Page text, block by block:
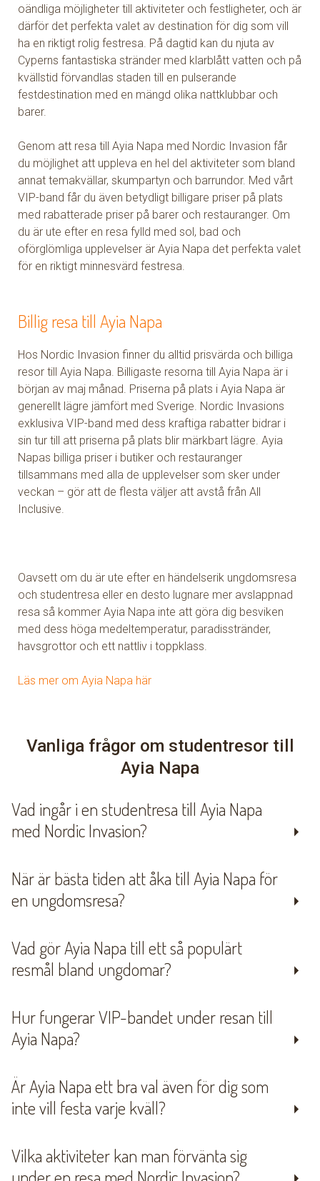
oändliga möjligheter till aktiviteter och festligheter, och är
därför det perfekta valet av destination för dig som vill
ha en riktigt rolig festresa. På dagtid kan du njuta av
Cyperns fantastiska stränder med klarblått vatten och på
kvällstid förvandlas staden till en pulserande
festdestination med en mängd olika nattklubbar och
barer.
Genom att resa till Ayia Napa med Nordic Invasion får
du möjlighet att uppleva en hel del aktiviteter som bland
annat temakvällar, skumpartyn och barrundor. Med vårt
VIP-band får du även betydligt billigare priser på plats
med rabatterade priser på barer och restauranger. Om
du är ute efter en resa fylld med sol, bad och
oförglömliga upplevelser är Ayia Napa det perfekta valet
för en riktigt minnesvärd festresa.
Billig resa till Ayia Napa
Hos Nordic Invasion finner du alltid prisvärda och billiga
resor till Ayia Napa. Billigaste resorna till Ayia Napa är i
början av maj månad. Priserna på plats i Ayia Napa är
generellt lägre jämfört med Sverige. Nordic Invasions
exklusiva VIP-band med dess kraftiga rabatter bidrar i
sin tur till att priserna på plats blir märkbart lägre. Ayia
Napas billiga priser i butiker och restauranger
tillsammans med alla de upplevelser som sker under
veckan – gör att de flesta väljer att avstå från All
Inclusive.
Oavsett om du är ute efter en händelserik ungdomsresa
och studentresa eller en desto lugnare mer avslappnad
resa så kommer Ayia Napa inte att göra dig besviken
med dess höga medeltemperatur, paradisstränder,
havsgrottor och ett nattliv i toppklass.
Läs mer om Ayia Napa här
Vanliga frågor om studentresor till
Ayia Napa
Vad ingår i en studentresa till Ayia Napa
med Nordic Invasion?
När är bästa tiden att åka till Ayia Napa för
en ungdomsresa?
Vad gör Ayia Napa till ett så populärt
resmål bland ungdomar?
Hur fungerar VIP-bandet under resan till
Ayia Napa?
Är Ayia Napa ett bra val även för dig som
inte vill festa varje kväll?
Vilka aktiviteter kan man förvänta sig